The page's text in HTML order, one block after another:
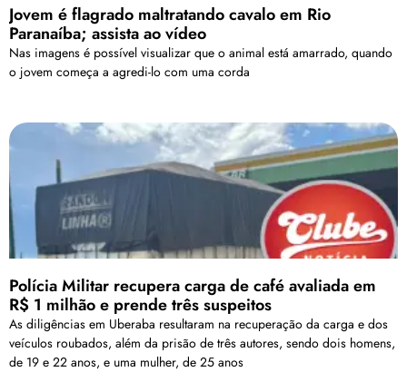
Jovem é flagrado maltratando cavalo em Rio
Paranaíba; assista ao vídeo
Nas imagens é possível visualizar que o animal está amarrado, quando
o jovem começa a agredi-lo com uma corda
Polícia Militar recupera carga de café avaliada em
R$ 1 milhão e prende três suspeitos
As diligências em Uberaba resultaram na recuperação da carga e dos
veículos roubados, além da prisão de três autores, sendo dois homens,
de 19 e 22 anos, e uma mulher, de 25 anos